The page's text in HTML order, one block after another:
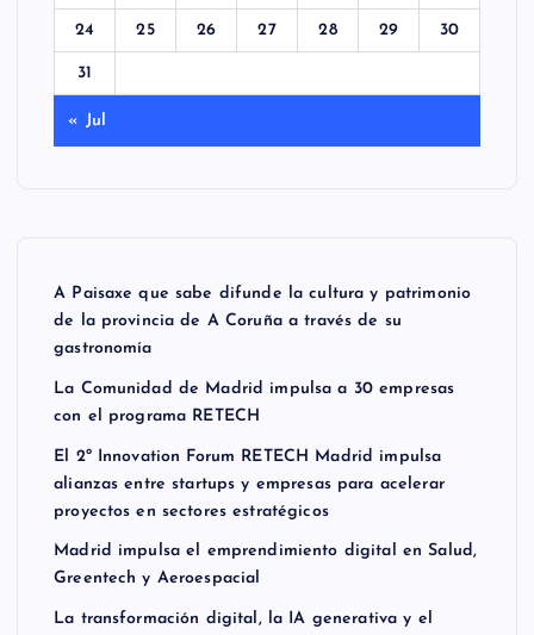
24 25 26 27 28 29 30
31
« Jul
A Paisaxe que sabe difunde la cultura y patrimonio
de la provincia de A Coruña a través de su
gastronomía
La Comunidad de Madrid impulsa a 30 empresas
con el programa RETECH
El 2º Innovation Forum RETECH Madrid impulsa
alianzas entre startups y empresas para acelerar
proyectos en sectores estratégicos
Madrid impulsa el emprendimiento digital en Salud,
Greentech y Aeroespacial
La transformación digital, la IA generativa y el